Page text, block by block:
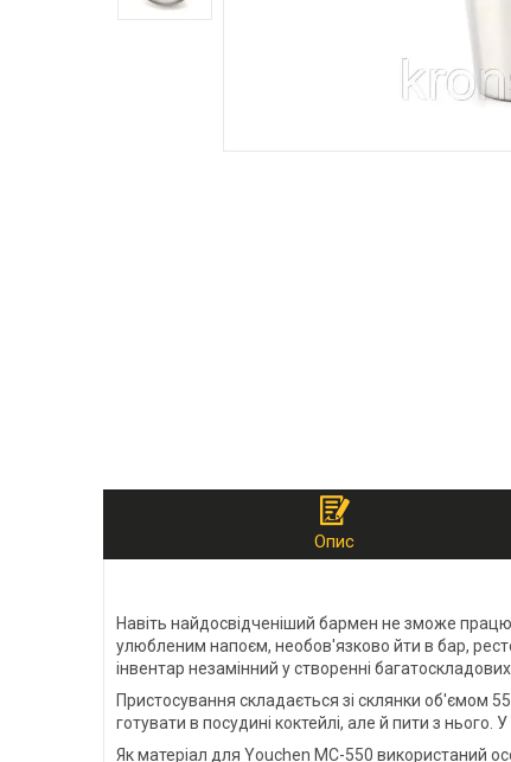
Опис
Навіть найдосвідченіший бармен не зможе
улюбленим напоєм, необов'язково йти в бар,
інвентар незамінний у створенні
Пристосування складається зі склянки об'ємом
готувати в посудині коктейлі, але й пити з
Як матеріал для Youchen MC-550 використаний